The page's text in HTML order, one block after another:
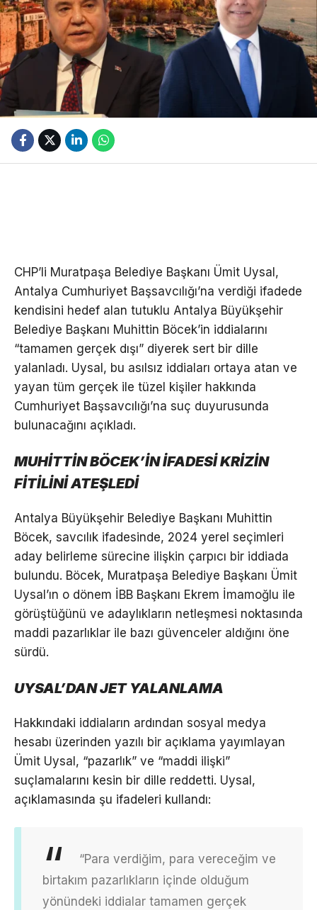
CHP’li Muratpaşa Belediye Başkanı Ümit Uysal,
Antalya Cumhuriyet Başsavcılığı’na verdiği ifadede
kendisini hedef alan tutuklu Antalya Büyükşehir
Belediye Başkanı Muhittin Böcek’in iddialarını
“tamamen gerçek dışı” diyerek sert bir dille
yalanladı. Uysal, bu asılsız iddiaları ortaya atan ve
yayan tüm gerçek ile tüzel kişiler hakkında
Cumhuriyet Başsavcılığı’na suç duyurusunda
bulunacağını açıkladı.
MUHİTTİN BÖCEK’İN İFADESİ KRİZİN
FİTİLİNİ ATEŞLEDİ
Antalya Büyükşehir Belediye Başkanı Muhittin
Böcek, savcılık ifadesinde, 2024 yerel seçimleri
aday belirleme sürecine ilişkin çarpıcı bir iddiada
bulundu. Böcek, Muratpaşa Belediye Başkanı Ümit
Uysal’ın o dönem İBB Başkanı Ekrem İmamoğlu ile
görüştüğünü ve adaylıkların netleşmesi noktasında
maddi pazarlıklar ile bazı güvenceler aldığını öne
sürdü.
UYSAL’DAN JET YALANLAMA
Hakkındaki iddiaların ardından sosyal medya
hesabı üzerinden yazılı bir açıklama yayımlayan
Ümit Uysal, “pazarlık” ve “maddi ilişki”
suçlamalarını kesin bir dille reddetti. Uysal,
açıklamasında şu ifadeleri kullandı:
“Para verdiğim, para vereceğim ve
birtakım pazarlıkların içinde olduğum
yönündeki iddialar tamamen gerçek